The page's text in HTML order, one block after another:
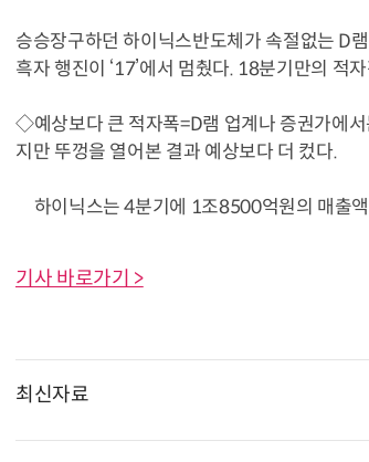
승승장구하던 하이닉스반도체가 속절없는 D
흑자 행진이 ‘17’에서 멈췄다. 18분기만의 적
◇예상보다 큰 적자폭=D램 업계나 증권가에
지만 뚜껑을 열어본 결과 예상보다 더 컸다.
하이닉스는 4분기에 1조8500억원의 매출
기사 바로가기 >
최신자료